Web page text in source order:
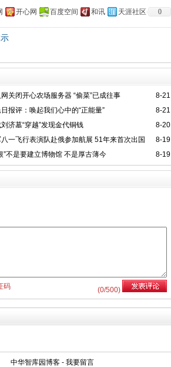
开心网 百度空间 和讯 天涯社区 0
8-21
网关闭开心农场服务器 “偷菜”已成往事
8-21
日报评：唤起我们心中的“正能量”
8-20
济墓“穿越”发现金代铜钱
8-19
八一飞行表演队赴俄参加航展 51年来首次出国
8-19
”不是要建立博物馆 不是厚古薄今
(0/500)
码
中华智库园博客- 我要留言